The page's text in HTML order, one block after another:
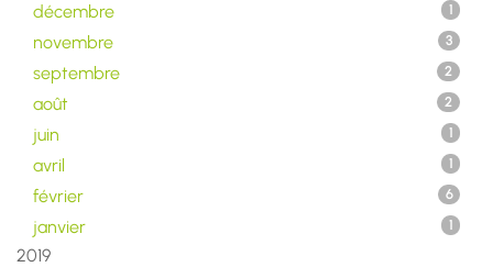
décembre 1
novembre 3
septembre 2
août 2
juin 1
avril 1
février 6
janvier 1
2019